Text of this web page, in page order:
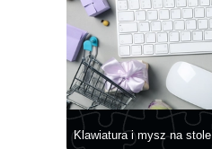
Klawiatura i mysz na stole